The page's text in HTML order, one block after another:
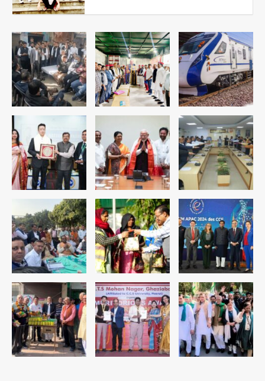
3
4
डबल मर्डर का मुख्य साजिशकर्ता क्राइम ब्रांच
के हत्थे
Team JHJ
5
रोहित चौधरी गैंग का कुख्यात बदमाश राजस्थान
से गिरफ्तार
Team JHJ
1
पुरा महादेव से बेटियों के स्वास्थ्य और सुरक्षा का
संदेश
Team JHJ
2
अब पहला स्थान हासिल करना लक्ष्य: डीएम
Team JHJ